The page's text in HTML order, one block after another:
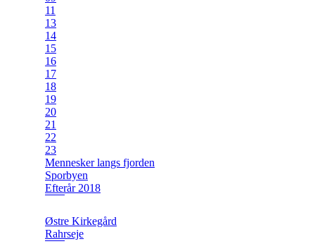
11
13
14
15
16
17
18
19
20
21
22
23
Mennesker langs fjorden
Sporbyen
Efterår 2018
Østre Kirkegård
Rahrseje